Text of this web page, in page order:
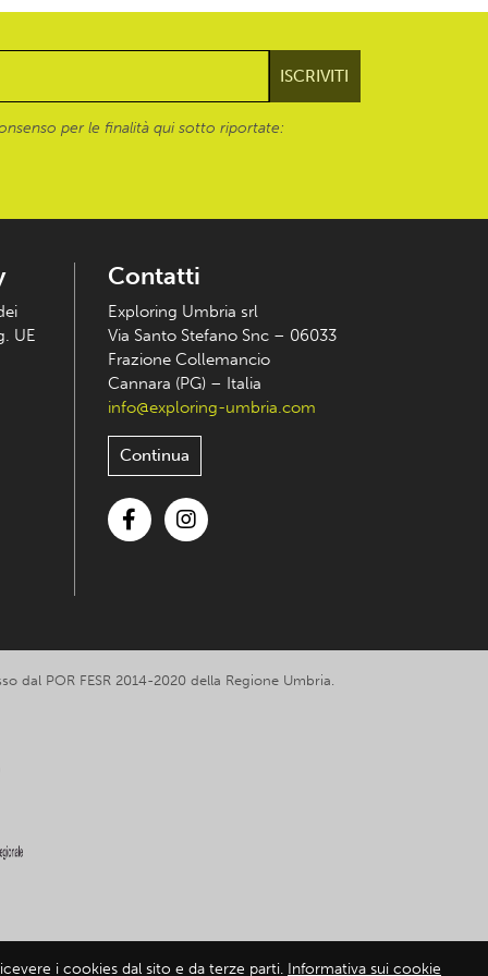
per le finalità qui sotto riportate:
UE
Contatti
Exploring Umbria srl
Via Santo Stefano Snc – 06033
Frazione Collemancio
Cannara (PG) – Italia
info@exploring-umbria.com
Continua
dal POR FESR 2014-2020 della Regione Umbria.
sui cookie
i cookies dal sito e da terze parti. Informativa sui cookie